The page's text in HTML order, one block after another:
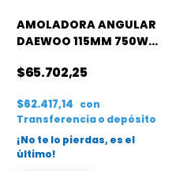
AMOLADORA ANGULAR
DAEWOO 115MM 750W
$65.702,25
$62.417,14 con
Transferencia o depósito
¡No te lo pierdas, es el
último!